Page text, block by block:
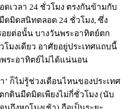
ดเวลา 24 ชั่วโมง ตรงกันข้ามกับ
ดมิดสนิทตลอด 24 ชั่วโมง, ซึ่ง
อยต่อนั้น บางวันพระอาทิตย์ตก
โมงเดียว อาศัยอยู่ประเทศแถบนี้
ระอาทิตย์ไม่ได้แน่นอน
’ ก็ไม่รู้ช่วงเดือนไหนของประเทศ
กดินมืดมิดเพียงไม่กี่ชั่วโมง (นับ